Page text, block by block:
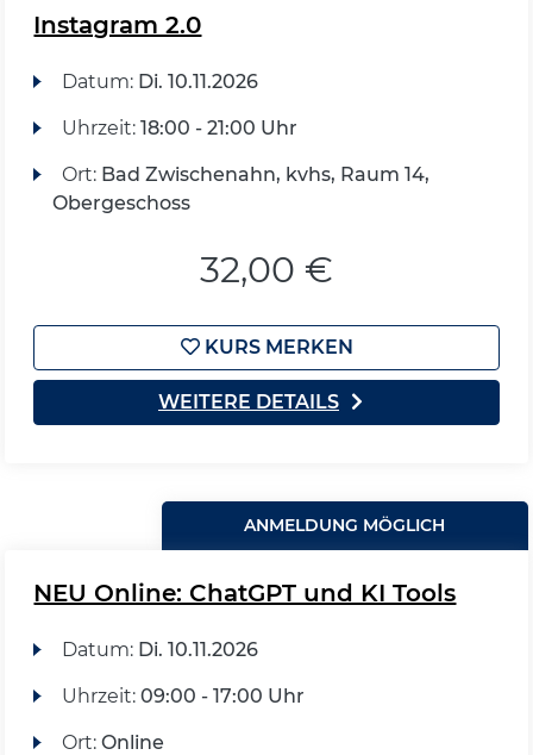
Instagram 2.0
Datum: Di. 10.11.2026
Uhrzeit: 18:00 - 21:00 Uhr
Ort: Bad Zwischenahn, kvhs, Raum 14,
Obergeschoss
32,00 €
KURS MERKEN
WEITERE DETAILS
ANMELDUNG MÖGLICH
NEU Online: ChatGPT und KI Tools
Datum: Di. 10.11.2026
Uhrzeit: 09:00 - 17:00 Uhr
Ort: Online